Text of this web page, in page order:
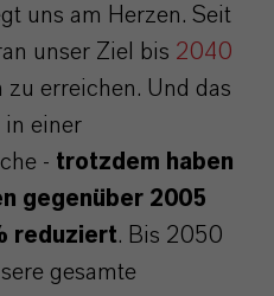
uns am Herzen. Seit
unser Ziel bis 2040
zu erreichen. Und das
in einer
- trotzdem haben
gegenüber 2005
reduziert. Bis 2050
gesamte